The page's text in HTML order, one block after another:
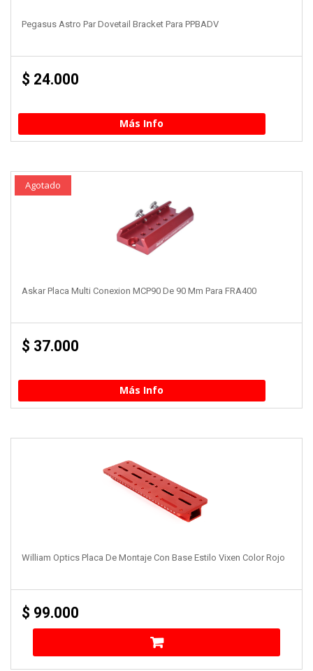
Pegasus Astro Par Dovetail Bracket Para PPBADV
$ 24.000
Más Info
Agotado
Askar Placa Multi Conexion MCP90 De 90 Mm Para FRA400
$ 37.000
Más Info
William Optics Placa De Montaje Con Base Estilo Vixen Color Rojo
$ 99.000